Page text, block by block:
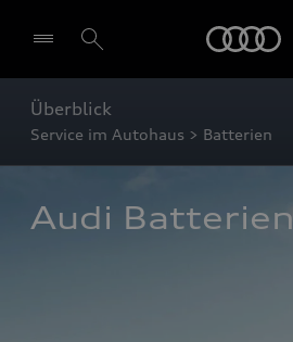
Überblick
Service im Autohaus > Batterien
Audi Batterien